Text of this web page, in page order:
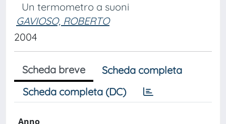
Un termometro a suoni
GAVIOSO, ROBERTO
2004
Scheda breve
Scheda completa
Scheda completa (DC)
Anno